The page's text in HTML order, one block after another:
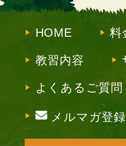
HOME 料
教習内容
よくあるご質問
メルマガ登録